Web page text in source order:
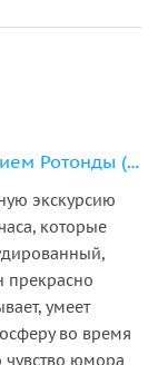
«Мистика Петербурга» — с посещением Ротонды (в небольшой группе)
экскурсию
которые
прекрасно
умеет
во время
чувство юмора